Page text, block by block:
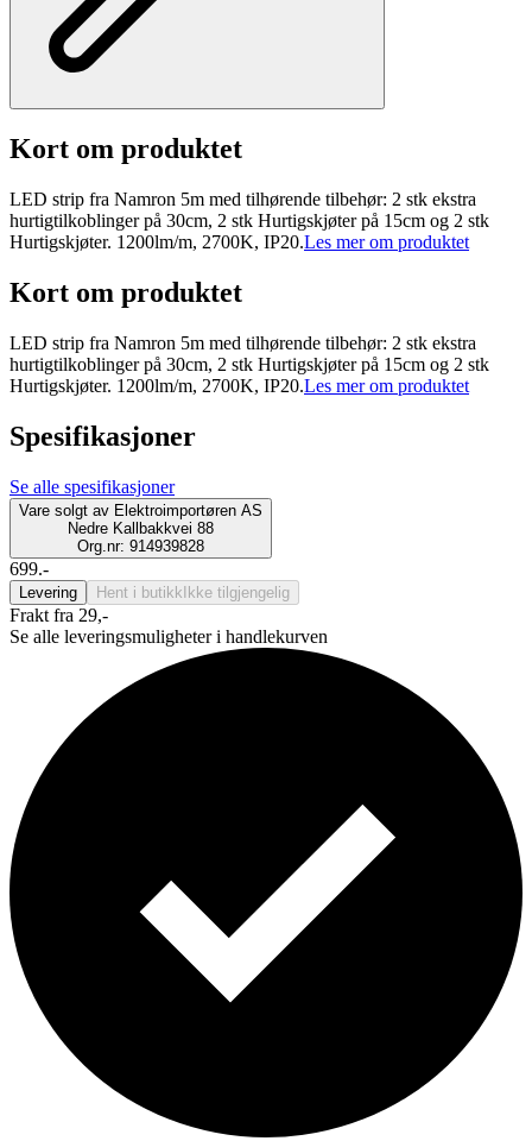
Kort om produktet
LED strip fra Namron 5m med tilhørende tilbehør: 2 stk ekstra
hurtigtilkoblinger på 30cm, 2 stk Hurtigskjøter på 15cm og 2 stk
Hurtigskjøter. 1200lm/m, 2700K, IP20.Les mer om produktet
Kort om produktet
LED strip fra Namron 5m med tilhørende tilbehør: 2 stk ekstra
hurtigtilkoblinger på 30cm, 2 stk Hurtigskjøter på 15cm og 2 stk
Hurtigskjøter. 1200lm/m, 2700K, IP20.Les mer om produktet
Spesifikasjoner
Se alle spesifikasjoner
Vare solgt av Elektroimportøren AS
Nedre Kallbakkvei 88
Org.nr: 914939828
699.-
Levering Hent i butikk Ikke tilgjengelig
Frakt fra 29,-
Se alle leveringsmuligheter i handlekurven